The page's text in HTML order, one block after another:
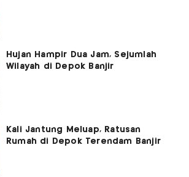
Hujan Hampir Dua Jam, Sejumlah
Wilayah di Depok Banjir
Kali Jantung Meluap, Ratusan
Rumah di Depok Terendam Banjir